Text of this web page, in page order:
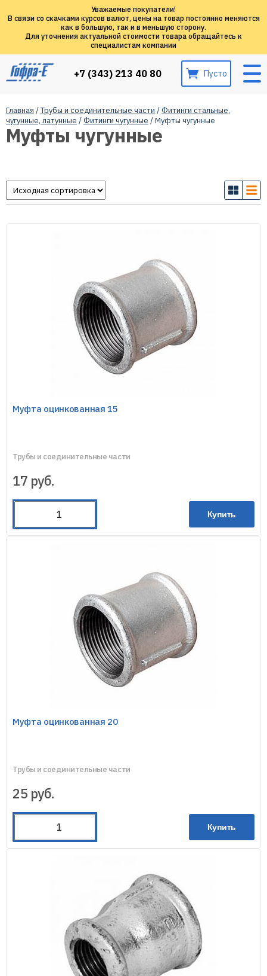
Уважаемые покупатели!
В связи со скачками курсов валют, цены на товар постоянно меняются
как в большую, так и в меньшую сторону.
Для уточнения актуальной стоимости товара обращайтесь к
специалистам компании
+7 (343) 213 40 80 Пусто
Главная /Трубы и соединительные части / Фитинги стальные,
чугунные, латунные / Фитинги чугунные / Муфты чугунные
Муфты чугунные
Муфта оцинкованная 15
Трубы и соединительные части
17 руб.
Купить
Муфта оцинкованная 20
Трубы и соединительные части
25 руб.
Купить